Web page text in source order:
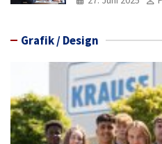
Grafik / Design